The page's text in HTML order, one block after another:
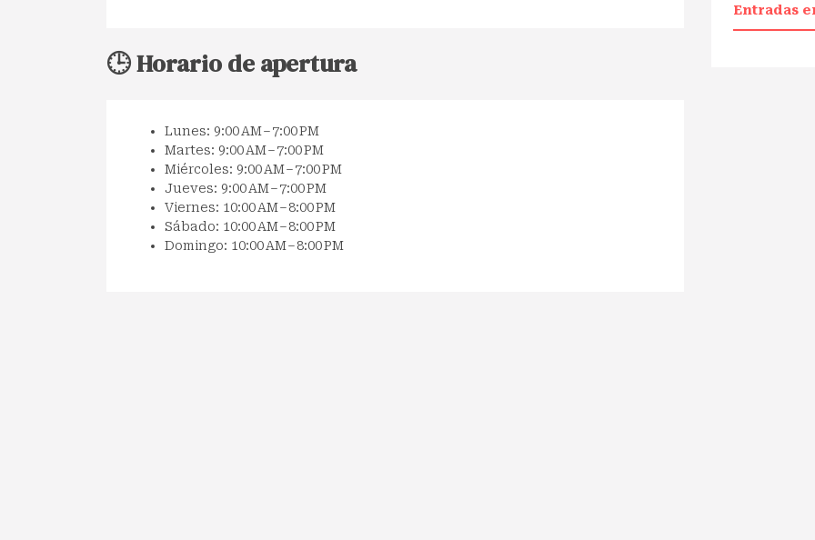
🕒 Horario de apertura
Lunes: 9:00 AM – 7:00 PM
Martes: 9:00 AM – 7:00 PM
Miércoles: 9:00 AM – 7:00 PM
Jueves: 9:00 AM – 7:00 PM
Viernes: 10:00 AM – 8:00 PM
Sábado: 10:00 AM – 8:00 PM
Domingo: 10:00 AM – 8:00 PM
Entradas